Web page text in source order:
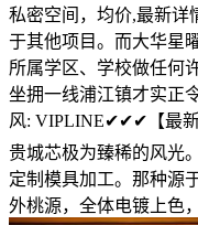
私密空间，均价,最新详
于其他项目。而大华星
所属学区、学校做任何
坐拥一线浦江镇才实正
风: VIPLINE✔✔✔【最新
贵城芯极为臻稀的风光
定制模具加工。那种源
外桃源，全体电镀上色，